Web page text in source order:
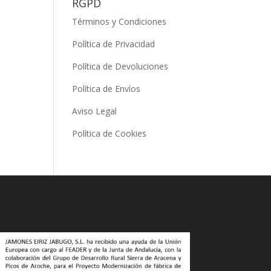
Términos y Condiciones
Política de Privacidad
Política de Devoluciones
Política de Envíos
Aviso Legal
Política de Cookies